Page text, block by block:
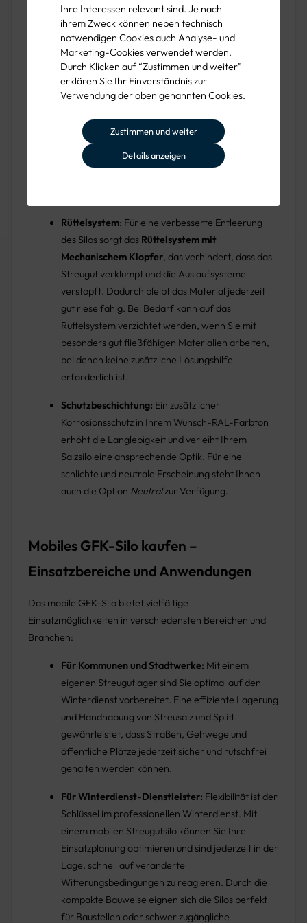
Ihre Interessen relevant sind. Je nach
ihrem Zweck können neben technisch
notwendigen Cookies auch Analyse- und
Marketing-Cookies verwendet werden.
Durch Klicken auf “Zustimmen und weiter”
erklären Sie Ihr Einverständnis zur
Verwendung der oben genannten Cookies.
Zustimmen und weiter
Details anzeigen
Füllstandssensor, der Ihnen jederzeit präzise
Auskunft über den Füllstand gibt und perfekt in
moderne Logistikkonzepte integriert werden
kann.
Entnahmesystem:Möchten Sie das Streugut
Modell mit
2m Teleskopschlauch
. Diese Lösung
erleichtert die genaue Dosierung von Salz oder
Splitt und sorgt für eine bequeme Handhabung.
Rüttelsystem: Für eine verbesserte Entleerung
des Silos sorgt das Rüttelsystem mit
Mechanischem Klopfer, das verhindert, dass das
Streugut verklumpt und die Auslaufsysteme
verstopft. Dadurch bleibt das Material jederzeit
gut rieselfähig. Bei Bedarf kann auf das
Rüttelsystem verzichtet werden, wenn Sie mit
besonders gut fließfähigen Materialien arbeiten,
bei denen keine zusätzliche Lösungshilfe
erforderlich ist.
Schutzbeschichtung: Ein zusätzlicher
Korrosionsschutz in Ihrem Wunsch-RAL-Farbton
erhöht die Langlebigkeit und verleiht Ihrem
Salzsilo eine ansprechende Optik. Für eine
schlichte und neutrale Erscheinung steht Ihnen
auch die Option Neutralzur Verfügung.
Mobiles GFK-Silo kaufen –
Einsatzbereiche und Anwendungen
Das mobile GFK-Silo bietet vielfältige
Einsatzmöglichkeiten in verschiedensten Bereichen und
Branchen:
Für Kommunen und Stadtwerke: Mit einem
eigenen Streugutlager sind Sie optimal auf den
Winterdienst vorbereitet. Eine effiziente Lagerung
und Handhabung von Streusalz und Splitt
gewährleistet, dass Straßen, Gehwege und
öffentliche Plätze jederzeit sicher und rutschfrei
gehalten werden können.
Für Winterdienst-Dienstleister: Flexibilität ist der
Schlüssel im professionellen Winterdienst. Mit
einem mobilen Streugutsilo können Sie Ihre
Einsatzplanung optimieren und sind jederzeit in der
Lage, schnell auf veränderte
Witterungsbedingungen zu reagieren. Durch die
kompakte Bauweise eignen sich die Silos perfekt
für Baustellen oder schwer zugängliche